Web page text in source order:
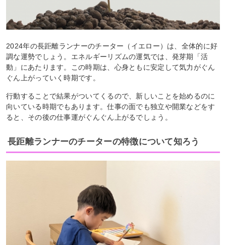
2024年の長距離ランナーのチーター（イエロー）は、全体的に好
調な運勢でしょう。エネルギーリズムの運気では、発芽期「活
動」にあたります。この時期は、心身ともに安定して気力がぐん
ぐん上がっていく時期です。
行動することで結果がついてくるので、新しいことを始めるのに
向いている時期でもあります。仕事の面でも独立や開業などをす
ると、その後の仕事運がぐんぐん上がるでしょう。
長距離ランナーのチーターの特徴について知ろう